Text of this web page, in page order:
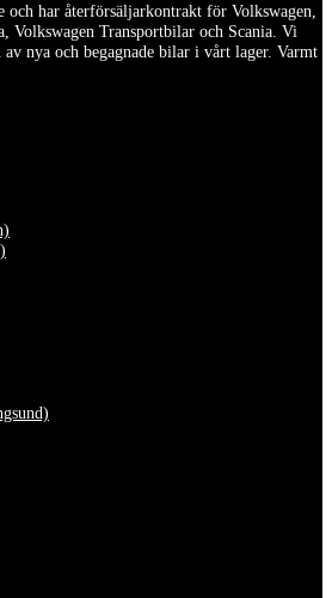
har återförsäljarkontrakt för Volkswagen,
Volkswagen Transportbilar och Scania. Vi
nya och begagnade bilar i vårt lager. Varmt